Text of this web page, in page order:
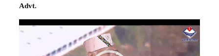
Advt.
Video